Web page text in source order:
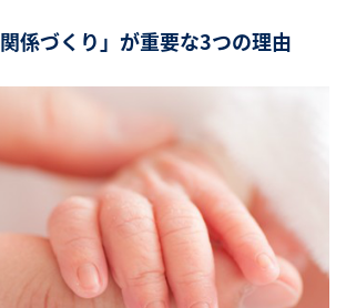
関係づくり」が重要な3つの理由